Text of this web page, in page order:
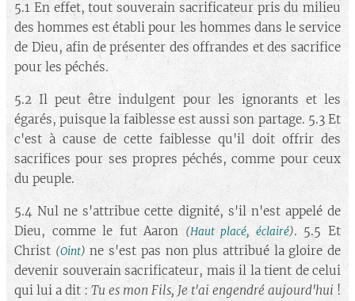
5.1 En effet, tout souverain sacrificateur pris du milieu
des hommes est établi pour les hommes dans le service
de Dieu, afin de présenter des offrandes et des sacrifice
pour les péchés.
5.2 Il peut être indulgent pour les ignorants et les
égarés, puisque la faiblesse est aussi son partage. 5.3 Et
c'est à cause de cette faiblesse qu'il doit offrir des
sacrifices pour ses propres péchés, comme pour ceux
du peuple.
5.4 Nul ne s'attribue cette dignité, s'il n'est appelé de
Dieu, comme le fut Aaron (Haut placé, éclairé). 5.5 Et
Christ (Oint) ne s'est pas non plus attribué la gloire de
devenir souverain sacrificateur, mais il la tient de celui
qui lui a dit :Tu es mon Fils, Je t'ai engendré aujourd'hui !